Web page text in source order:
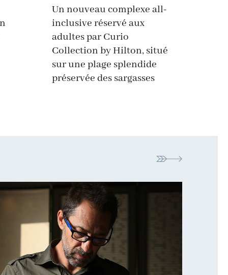
Un nouveau complexe all-
inclusive réservé aux
adultes par Curio
Collection by Hilton, situé
sur une plage splendide
préservée des sargasses